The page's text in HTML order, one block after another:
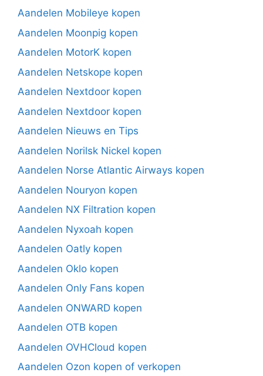
Aandelen Mobileye kopen
Aandelen Moonpig kopen
Aandelen MotorK kopen
Aandelen Netskope kopen
Aandelen Nextdoor kopen
Aandelen Nextdoor kopen
Aandelen Nieuws en Tips
Aandelen Norilsk Nickel kopen
Aandelen Norse Atlantic Airways kopen
Aandelen Nouryon kopen
Aandelen NX Filtration kopen
Aandelen Nyxoah kopen
Aandelen Oatly kopen
Aandelen Oklo kopen
Aandelen Only Fans kopen
Aandelen ONWARD kopen
Aandelen OTB kopen
Aandelen OVHCloud kopen
Aandelen Ozon kopen of verkopen